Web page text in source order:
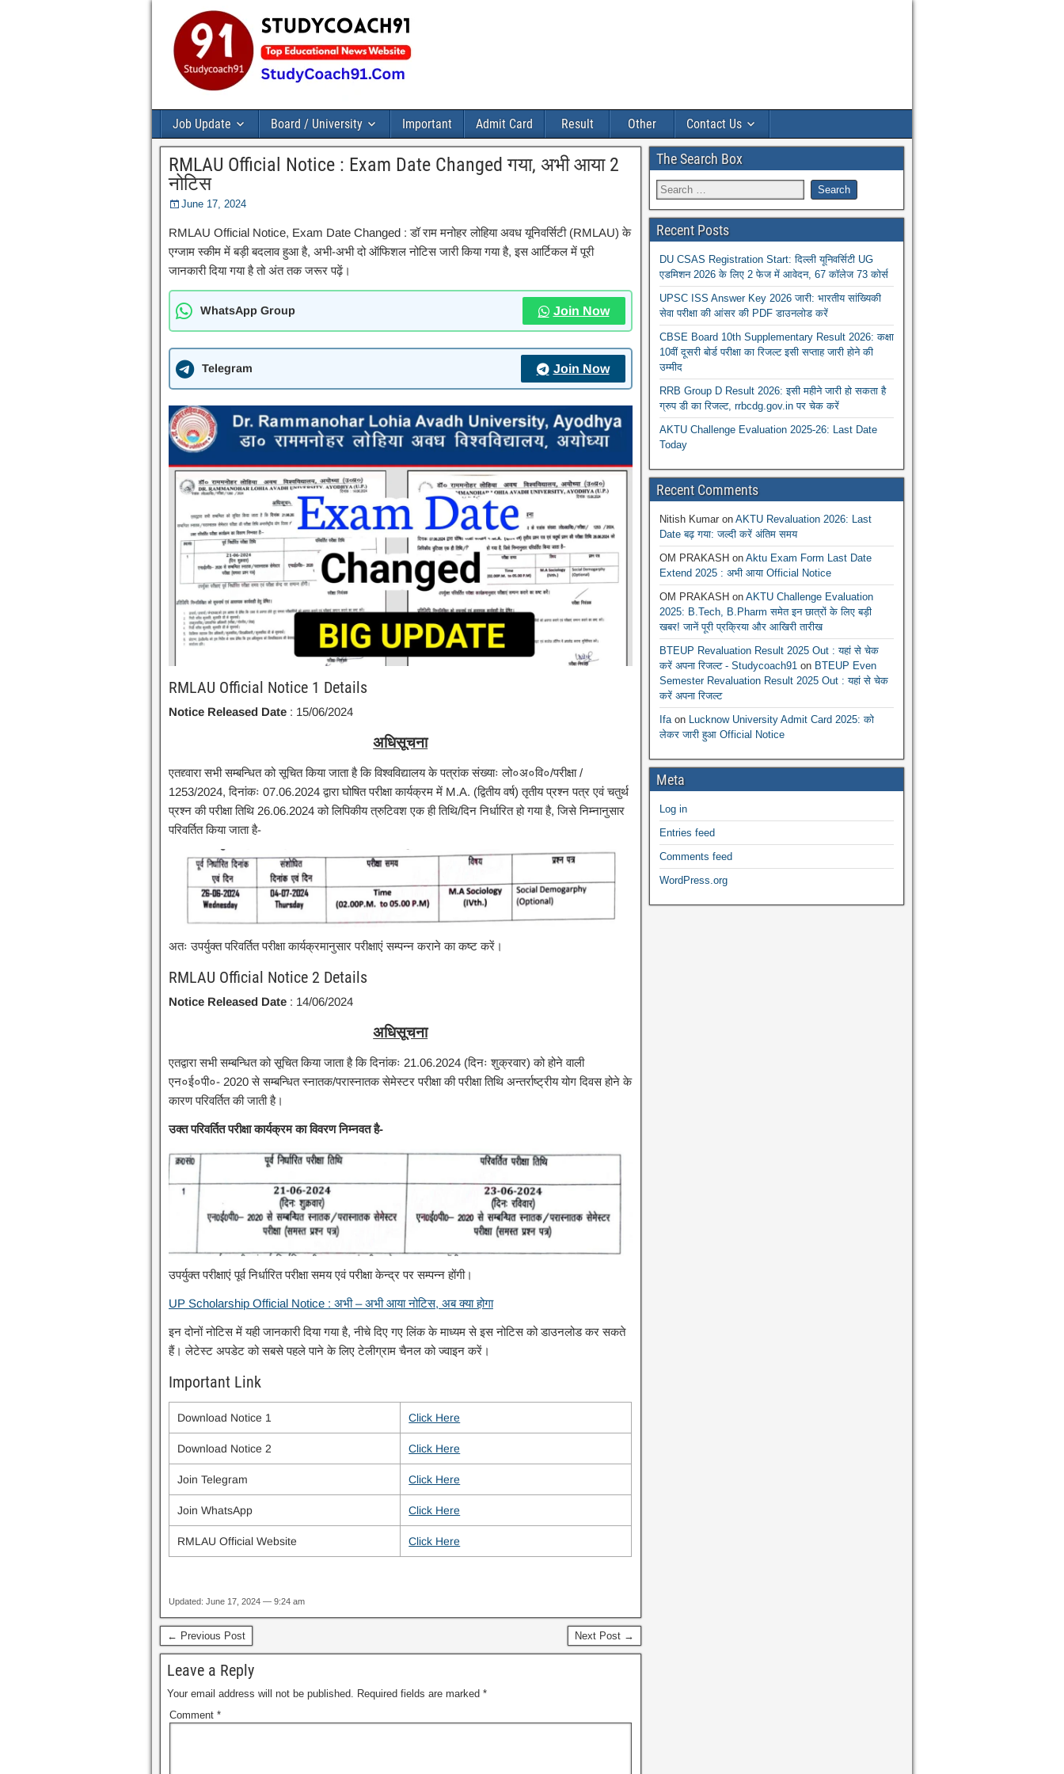
Job Update Board / University Important Admit Card Result Other Contact Us
RMLAU Official Notice : Exam Date Changed गया, अभी आया 2
नोटिस
June 17, 2024
RMLAU Official Notice, Exam Date Changed : डॉ राम मनोहर लोहिया अवध यूनिवर्सिटी (RMLAU) के
एग्जाम स्कीम में बड़ी बदलाव हुआ है, अभी-अभी दो ऑफिशल नोटिस जारी किया गया है, इस आर्टिकल में पूरी
जानकारी दिया गया है तो अंत तक जरूर पढ़ें।
WhatsApp Group Join Now
Telegram Join Now
RMLAU Official Notice 1 Details
Notice Released Date : 15/06/2024
अधिसूचना
एतद्द्वारा सभी सम्बन्धित को सूचित किया जाता है कि विश्वविद्यालय के पत्रांक संख्याः लो०अ०वि०/परीक्षा /
1253/2024, दिनांकः 07.06.2024 द्वारा घोषित परीक्षा कार्यक्रम में M.A. (द्वितीय वर्ष) तृतीय प्रश्न पत्र एवं चतुर्थ
प्रश्न की परीक्षा तिथि 26.06.2024 को लिपिकीय त्रुटिवश एक ही तिथि/दिन निर्धारित हो गया है, जिसे निम्नानुसार
परिवर्तित किया जाता है-
अतः उपर्युक्त परिवर्तित परीक्षा कार्यक्रमानुसार परीक्षाएं सम्पन्न कराने का कष्ट करें।
RMLAU Official Notice 2 Details
Notice Released Date : 14/06/2024
अधिसूचना
एतद्वारा सभी सम्बन्धित को सूचित किया जाता है कि दिनांकः 21.06.2024 (दिनः शुक्रवार) को होने वाली
एन०ई०पी०- 2020 से सम्बन्धित स्नातक/परास्नातक सेमेस्टर परीक्षा की परीक्षा तिथि अन्तर्राष्ट्रीय योग दिवस होने के
कारण परिवर्तित की जाती है।
उक्तपरिवर्तित परीक्षा कार्यक्रम का विवरण निम्नवत है-
उपर्युक्त परीक्षाएं पूर्व निर्धारित परीक्षा समय एवं परीक्षा केन्द्र पर सम्पन्न होंगी।
UP Scholarship Official Notice : अभी – अभी आया नोटिस, अब क्या होगा
इन दोनों नोटिस में यही जानकारी दिया गया है, नीचे दिए गए लिंक के माध्यम से इस नोटिस को डाउनलोड कर सकते
हैं। लेटेस्ट अपडेट को सबसे पहले पाने के लिए टेलीग्राम चैनल को ज्वाइन करें।
Important Link
Download Notice 1 Click Here
Download Notice 2 Click Here
Join Telegram Click Here
Join WhatsApp Click Here
RMLAU Official Website Click Here
Updated: June 17, 2024 — 9:24 am
← Previous Post Next Post →
Leave a Reply
Your email address will not be published. Required fields are marked *
Comment *
The Search Box
Recent Posts
DU CSAS Registration Start: दिल्ली यूनिवर्सिटी UG
एडमिशन 2026 के लिए 2 फेज में आवेदन, 67 कॉलेज 73 कोर्स
UPSC ISS Answer Key 2026 जारी: भारतीय सांख्यिकी
सेवा परीक्षा की आंसर की PDF डाउनलोड करें
CBSE Board 10th Supplementary Result 2026: कक्षा
10वीं दूसरी बोर्ड परीक्षा का रिजल्ट इसी सप्ताह जारी होने की
उम्मीद
RRB Group D Result 2026: इसी महीने जारी हो सकता है
ग्रुप डी का रिजल्ट, rrbcdg.gov.in पर चेक करें
AKTU Challenge Evaluation 2025-26: Last Date
Today
Recent Comments
Nitish Kumaron AKTU Revaluation 2026: Last
Date बढ़ गया: जल्दी करें अंतिम समय
OM PRAKASH on Aktu Exam Form Last Date
Extend 2025 : अभी आया Official Notice
OM PRAKASH on AKTU Challenge Evaluation
2025: B.Tech, B.Pharm समेत इन छात्रों के लिए बड़ी
खबर! जानें पूरी प्रक्रिया और आखिरी तारीख
BTEUP Revaluation Result 2025 Out : यहां से चेक
करें अपना रिजल्ट - Studycoach91on BTEUP Even
Semester Revaluation Result 2025 Out : यहां से चेक
करें अपना रिजल्ट
Ifaon Lucknow University Admit Card 2025: को
लेकर जारी हुआ Official Notice
Meta
Log in
Entries feed
Comments feed
WordPress.org